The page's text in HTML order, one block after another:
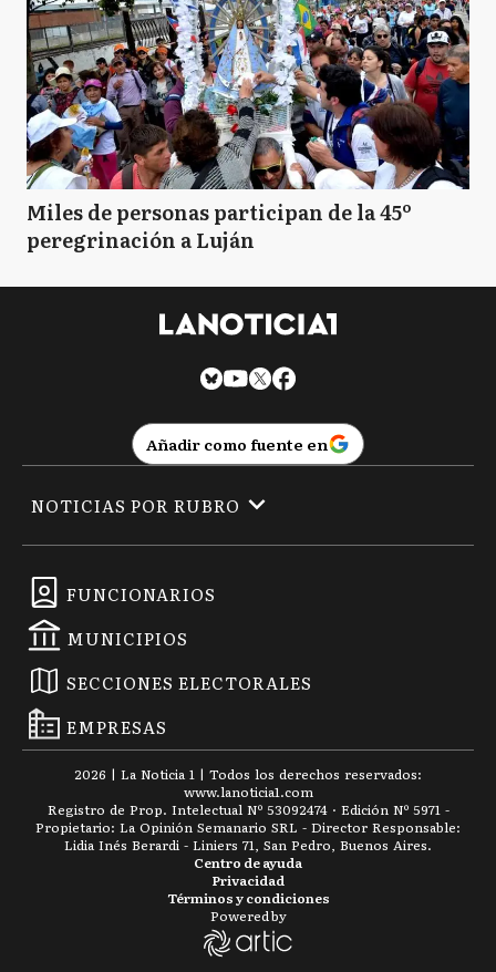
Miles de personas participan de la 45º
peregrinación a Luján
Añadir como fuente en
FUNCIONARIOS
MUNICIPIOS
SECCIONES ELECTORALES
EMPRESAS
NOTICIAS POR RUBRO
2026 | La Noticia 1 | Todos los derechos reservados:
www.lanoticia1.com
Registro de Prop. Intelectual Nº 53092474 · Edición Nº 5971 -
Propietario: La Opinión Semanario SRL - Director Responsable:
Lidia Inés Berardi - Liniers 71, San Pedro, Buenos Aires.
Términos y condiciones
Privacidad
Centro de ayuda
Powered by